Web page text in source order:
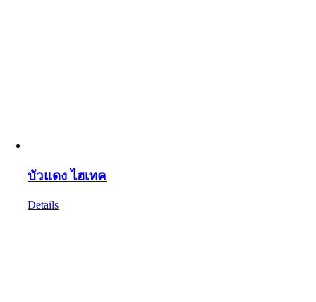
บัวแดง ไฮเทค
Details